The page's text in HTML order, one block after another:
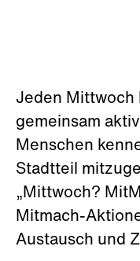
Jeden Mittwoch
gemeinsam
Menschen
Stadtteil
„Mittwoch?
Mitmach-
Austausch und